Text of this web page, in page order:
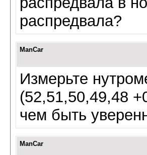
распредвала?
ManCar
Измерьте
(52,51,50,49,48
чем быть
ManCar